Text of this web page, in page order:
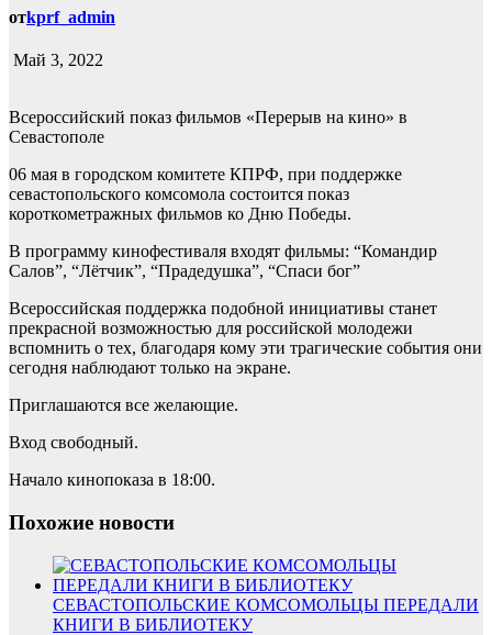
отkprf_admin
Май 3, 2022
Всероссийский показ фильмов «Перерыв на кино» в
Севастополе
06 мая в городском комитете КПРФ, при поддержке
севастопольского комсомола состоится показ
короткометражных фильмов ко Дню Победы.
В программу кинофестиваля входят фильмы: “Командир
Салов”, “Лётчик”, “Прадедушка”, “Спаси бог”
Всероссийская поддержка подобной инициативы станет
прекрасной возможностью для российской молодежи
вспомнить о тех, благодаря кому эти трагические события они
сегодня наблюдают только на экране.
Приглашаются все желающие.
Вход свободный.
Начало кинопоказа в 18:00.
Похожие новости
СЕВАСТОПОЛЬСКИЕ КОМСОМОЛЬЦЫ ПЕРЕДАЛИ
КНИГИ В БИБЛИОТЕКУ